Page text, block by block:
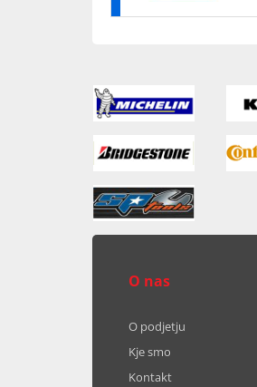
O nas
O podjetju
Kje smo
Kontakt